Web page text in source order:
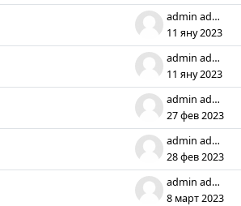
admin admin
11 яну 2023
admin admin
11 яну 2023
admin admin
27 фев 2023
admin admin
28 фев 2023
admin admin
8 март 2023